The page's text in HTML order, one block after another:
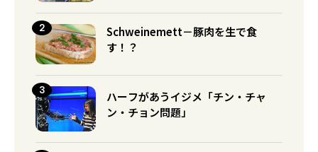
Schweinemett－豚肉を生で食
す！？
ハーフがあうイジメ「チン・チャ
ン・チョン問題」